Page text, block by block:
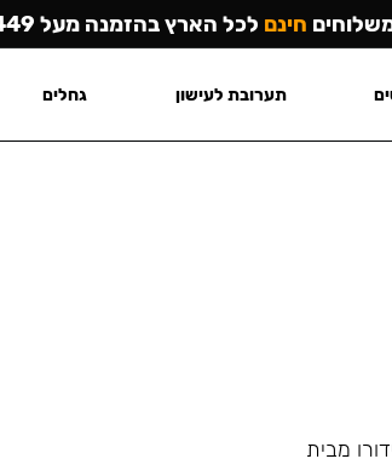
מבית
חינם לכל הארץ בהזמנה מעל ₪449
תערובת לעישון גחלים